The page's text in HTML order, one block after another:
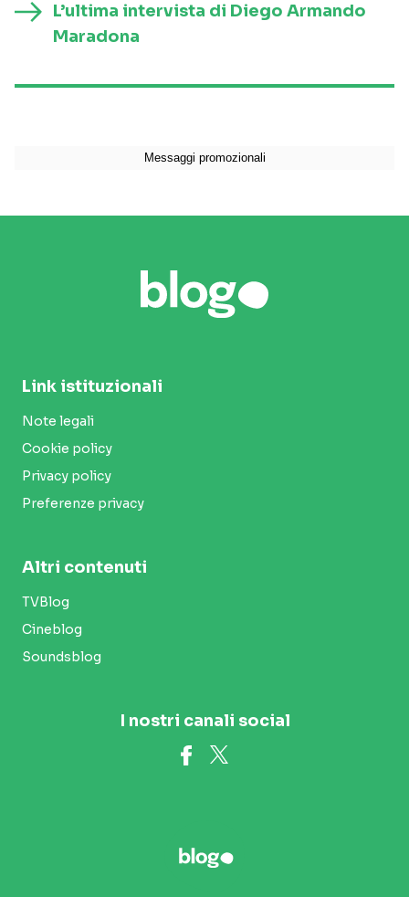
L’ultima intervista di Diego Armando
Maradona
Link istituzionali
Note legali
Cookie policy
Privacy policy
Preferenze privacy
Altri contenuti
TVBlog
Cineblog
Soundsblog
I nostri canali social